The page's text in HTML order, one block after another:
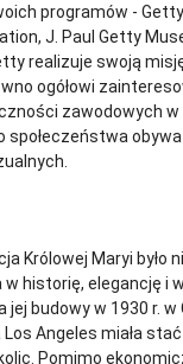
programów -
J. Paul Getty
realizuje swoją
ogółowi
zawodowych w
społeczeństwa
Królowej Maryi było
historię, elegancję i
budowy w 1930 r. w
Angeles miała
Pomimo